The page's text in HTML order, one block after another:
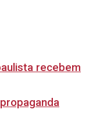
recebem